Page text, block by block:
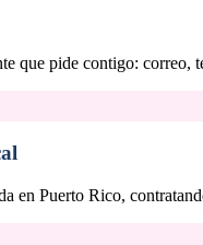
que pide contigo:
en Puerto Rico,